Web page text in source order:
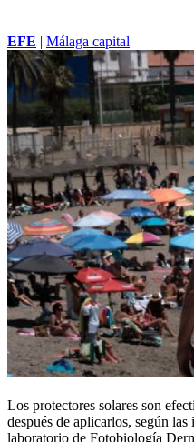
EFE | Málaga capital
Los protectores solares son
después de aplicarlos, según
laboratorio de Fotobiología